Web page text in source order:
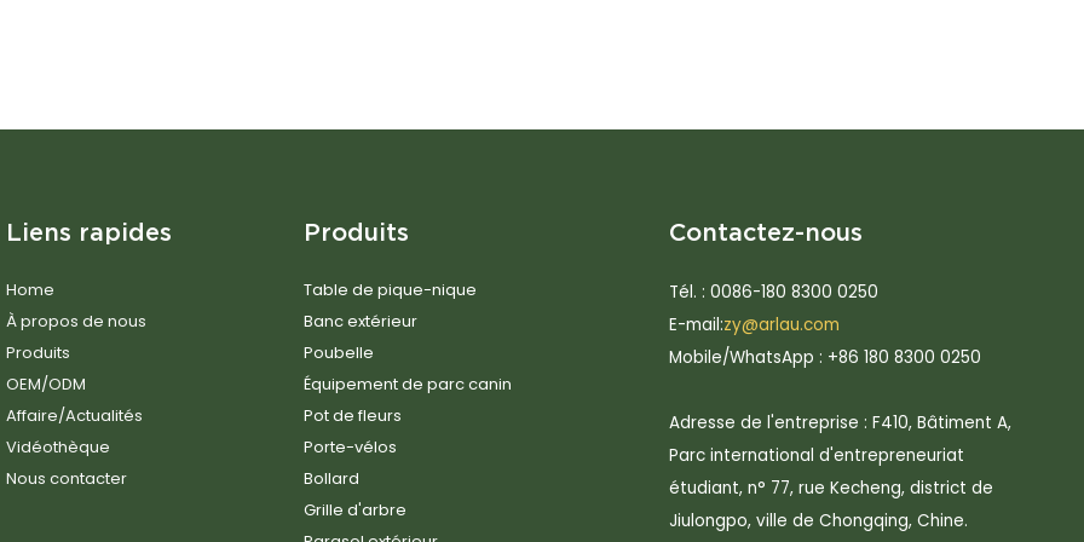
Liens rapides
Home
À propos de nous
Produits
OEM/ODM
Affaire/Actualités
Vidéothèque
Nous contacter
Produits
Table de pique-nique
Banc extérieur
Poubelle
Équipement de parc canin
Pot de fleurs
Porte-vélos
Bollard
Grille d'arbre
Contactez-nous
Tél. : 0086-180 8300 0250
E-mail:zy@arlau.com
Mobile/WhatsApp : +86 180 8300 0250
Adresse de l'entreprise : F410, Bâtiment A,
Parc international d'entrepreneuriat
étudiant, n° 77, rue Kecheng, district de
Jiulongpo, ville de Chongqing, Chine.